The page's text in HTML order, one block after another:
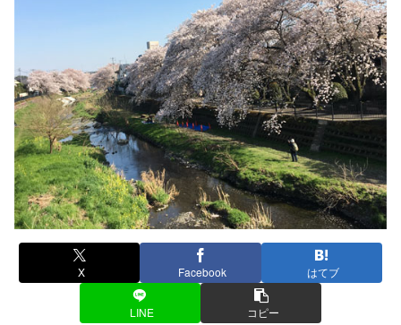
X Facebook はてブ
LINE コピー